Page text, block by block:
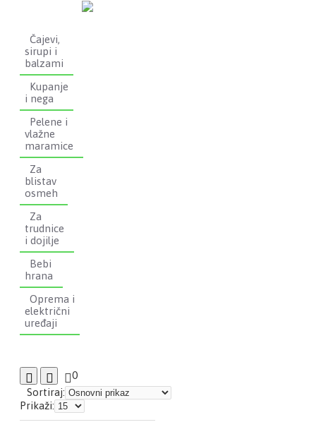
Čajevi,
sirupi i
balzami
Kupanje
i nega
Pelene i
vlažne
maramice
Za
blistav
osmeh
Za
trudnice
i dojilje
Bebi
hrana
Oprema i
električni
uređaji
0
Sortiraj:
Prikaži: